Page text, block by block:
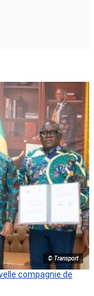
© Transport
compagnie de